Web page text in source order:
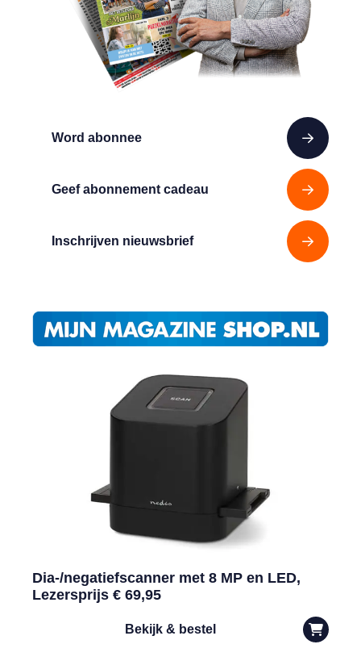
Word abonnee
Geef abonnement cadeau
Inschrijven nieuwsbrief
Dia-/negatiefscanner met 8 MP en LED,
Lezersprijs € 69,95
Bekijk & bestel